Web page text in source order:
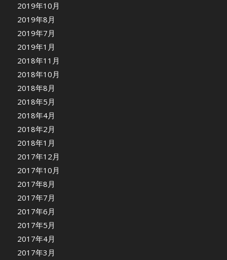
2019年10月
2019年8月
2019年7月
2019年1月
2018年11月
2018年10月
2018年8月
2018年5月
2018年4月
2018年2月
2018年1月
2017年12月
2017年10月
2017年8月
2017年7月
2017年6月
2017年5月
2017年4月
2017年3月